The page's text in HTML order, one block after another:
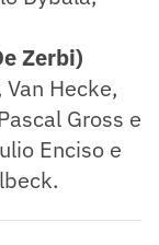
Zerbi)
Hecke,
Gross e
Enciso e